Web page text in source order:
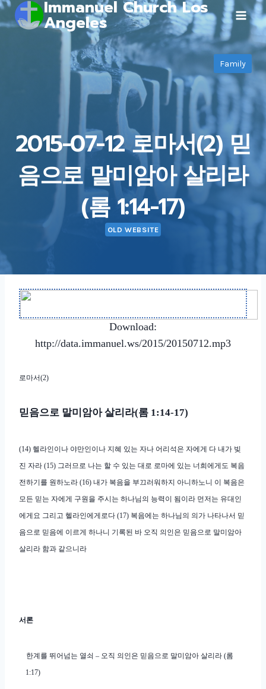
Skip
to
Immanuel Church Los
Angeles
Family
2015-07-12 로마서(2) 믿
음으로 말미암아 살리라
(롬 1:14-17)
OLD WEBSITE
Download:
http://data.immanuel.ws/2015/20150712.mp3
로마서(2)
믿음으로 말미암아 살리라(롬 1:14-17)
(14) 헬라인이나 야만인이나 지혜 있는 자나 어리석은 자에게 다 내가 빚
진 자라 (15) 그러므로 나는 할 수 있는 대로 로마에 있는 너희에게도 복음
전하기를 원하노라 (16) 내가 복음을 부끄러워하지 아니하노니 이 복음은
모든 믿는 자에게 구원을 주시는 하나님의 능력이 됨이라 먼저는 유대인
에게요 그리고 헬라인에게로다 (17) 복음에는 하나님의 의가 나타나서 믿
음으로 믿음에 이르게 하나니 기록된 바 오직 의인은 믿음으로 말미암아
살리라 함과 같으니라
서론
한계를 뛰어넘는 열쇠– 오직 의인은 믿음으로 말미암아 살리라(롬
1:17)